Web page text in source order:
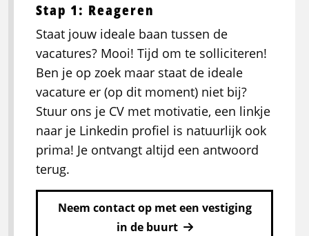
Stap 1: Reageren
Staat jouw ideale baan tussen de
vacatures? Mooi! Tijd om te solliciteren!
Ben je op zoek maar staat de ideale
vacature er (op dit moment) niet bij?
Stuur ons je CV met motivatie, een linkje
naar je Linkedin profiel is natuurlijk ook
prima! Je ontvangt altijd een antwoord
terug.
Neem contact op met een vestiging
in de buurt